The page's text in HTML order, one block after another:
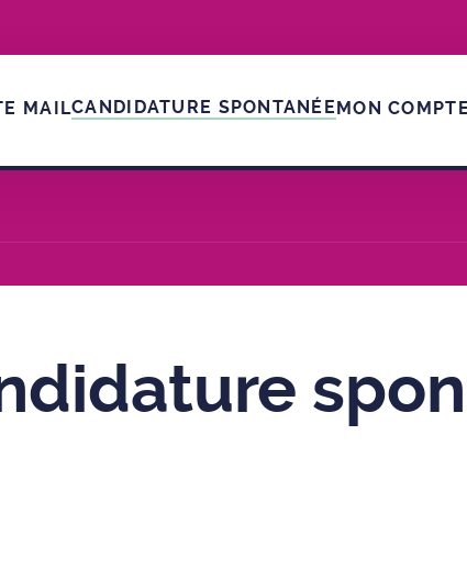
MAILCANDIDATURE SPONTANÉEMON COMPTE